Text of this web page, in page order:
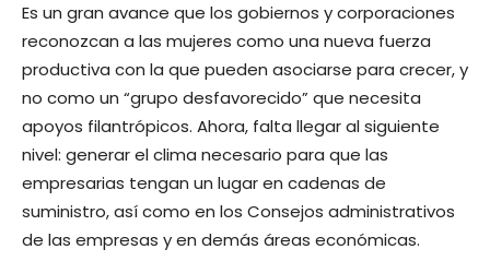
Es un gran avance que los gobiernos y corporaciones
reconozcan a las mujeres como una nueva fuerza
productiva con la que pueden asociarse para crecer, y
no como un “grupo desfavorecido” que necesita
apoyos filantrópicos. Ahora, falta llegar al siguiente
nivel: generar el clima necesario para que las
empresarias tengan un lugar en cadenas de
suministro, así como en los Consejos administrativos
de las empresas y en demás áreas económicas.